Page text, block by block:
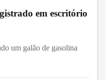
em escritório
um galão de gasolina